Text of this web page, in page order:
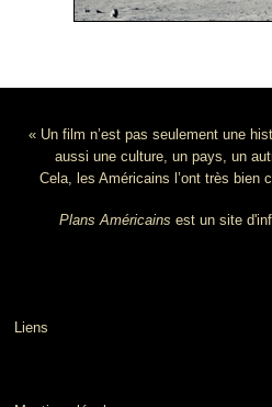
« Un film n’est pas seulement une
aussi une culture, un pays, un
Cela, les Américains l’ont très bien
Plans Américains est un site
Liens